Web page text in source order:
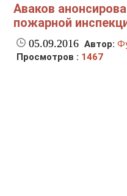
Аваков
пожарной
05.09.2016 Автор:
Просмотров : 1467